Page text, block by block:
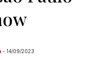
- 14/09/2023